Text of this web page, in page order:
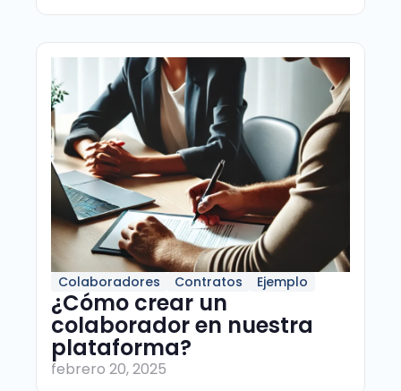
Colaboradores Contratos Ejemplo
¿Cómo crear un
colaborador en nuestra
plataforma?
febrero 20, 2025